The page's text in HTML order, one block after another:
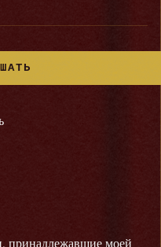
принадлежавшие моей